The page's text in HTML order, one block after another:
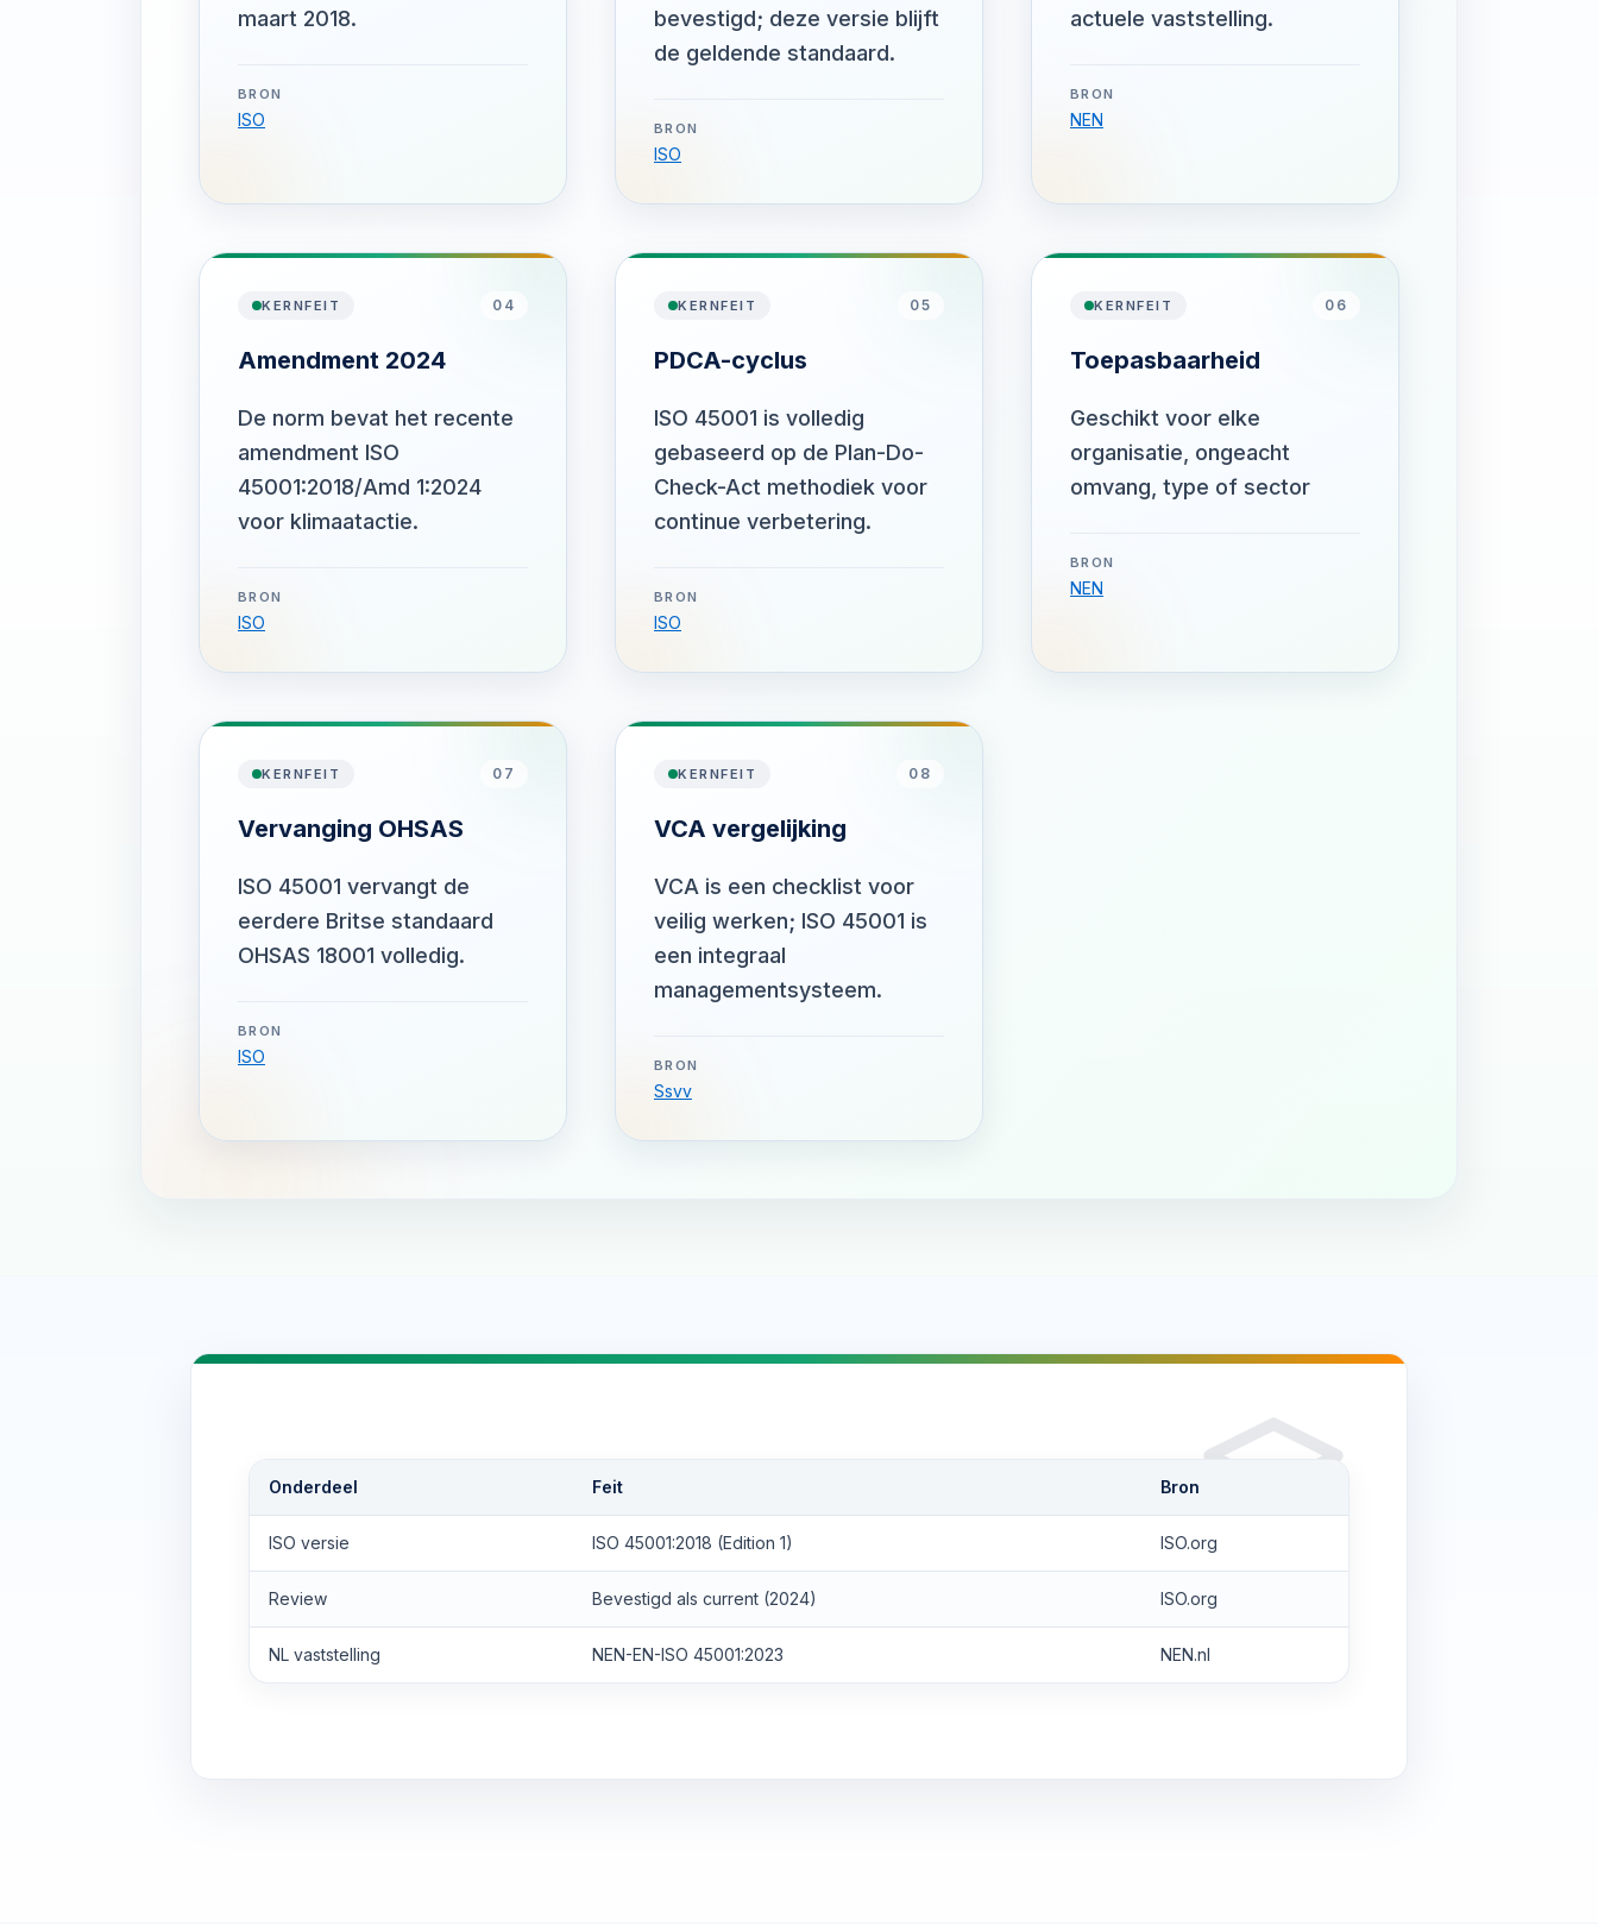
maart 2018.
BRON
ISO
bevestigd; deze versie blijft
de geldende standaard.
BRON
ISO
actuele vaststelling.
BRON
NEN
KERNFEIT 04
Amendment 2024
De norm bevat het recente
amendment ISO
45001:2018/Amd 1:2024
voor klimaatactie.
BRON
ISO
KERNFEIT 05
PDCA-cyclus
ISO 45001 is volledig
gebaseerd op de Plan-Do-
Check-Act methodiek voor
continue verbetering.
BRON
ISO
KERNFEIT 06
Toepasbaarheid
Geschikt voor elke
organisatie, ongeacht
omvang, type of sector
BRON
NEN
KERNFEIT 07
Vervanging OHSAS
ISO 45001 vervangt de
eerdere Britse standaard
OHSAS 18001 volledig.
BRON
ISO
KERNFEIT 08
VCA vergelijking
VCA is een checklist voor
veilig werken; ISO 45001 is
een integraal
managementsysteem.
BRON
Ssvv
Onderdeel Feit Bron
ISO versie ISO 45001:2018 (Edition 1) ISO.org
Review Bevestigd als current (2024) ISO.org
NL vaststelling NEN-EN-ISO 45001:2023 NEN.nl